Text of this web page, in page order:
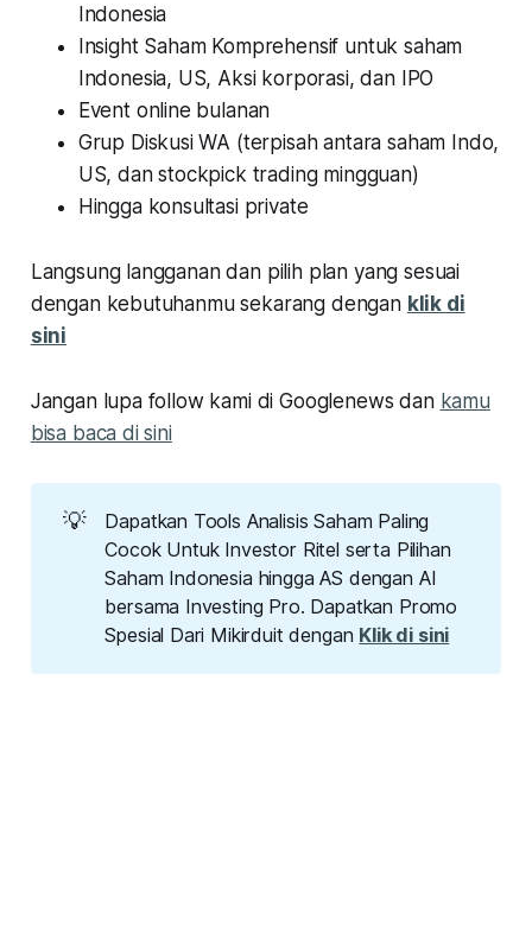
Indonesia
Insight Saham Komprehensif untuk saham
Indonesia, US, Aksi korporasi, dan IPO
Event online bulanan
Grup Diskusi WA (terpisah antara saham Indo,
US, dan stockpick trading mingguan)
Hingga konsultasi private
Langsung langganan dan pilih plan yang sesuai
dengan kebutuhanmu sekarang dengan klik di
sini
Jangan lupa follow kami di Googlenews dan kamu
bisa baca di sini
💡
Dapatkan Tools Analisis Saham Paling
Cocok Untuk Investor Ritel serta Pilihan
Saham Indonesia hingga AS dengan AI
bersama Investing Pro. Dapatkan Promo
Spesial Dari Mikirduit dengan Klik di sini